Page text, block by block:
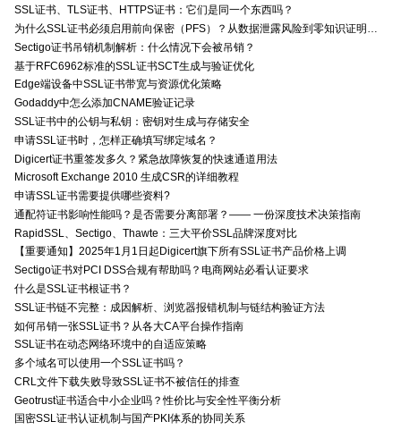
SSL证书、TLS证书、HTTPS证书：它们是同一个东西吗？
为什么SSL证书必须启用前向保密（PFS）？从数据泄露风险到零知识证明的安全价值分析
Sectigo证书吊销机制解析：什么情况下会被吊销？
基于RFC6962标准的SSL证书SCT生成与验证优化
Edge端设备中SSL证书带宽与资源优化策略
Godaddy中怎么添加CNAME验证记录
SSL证书中的公钥与私钥：密钥对生成与存储安全
申请SSL证书时，怎样正确填写绑定域名？
Digicert证书重签发多久？紧急故障恢复的快速通道用法
Microsoft Exchange 2010 生成CSR的详细教程
申请SSL证书需要提供哪些资料?
通配符证书影响性能吗？是否需要分离部署？—— 一份深度技术决策指南
RapidSSL、Sectigo、Thawte：三大平价SSL品牌深度对比
【重要通知】2025年1月1日起Digicert旗下所有SSL证书产品价格上调
Sectigo证书对PCI DSS合规有帮助吗？电商网站必看认证要求
什么是SSL证书根证书？
SSL证书链不完整：成因解析、浏览器报错机制与链结构验证方法
如何吊销一张SSL证书？从各大CA平台操作指南
SSL证书在动态网络环境中的自适应策略
多个域名可以使用一个SSL证书吗？
CRL文件下载失败导致SSL证书不被信任的排查
Geotrust证书适合中小企业吗？性价比与安全性平衡分析
国密SSL证书认证机制与国产PKI体系的协同关系